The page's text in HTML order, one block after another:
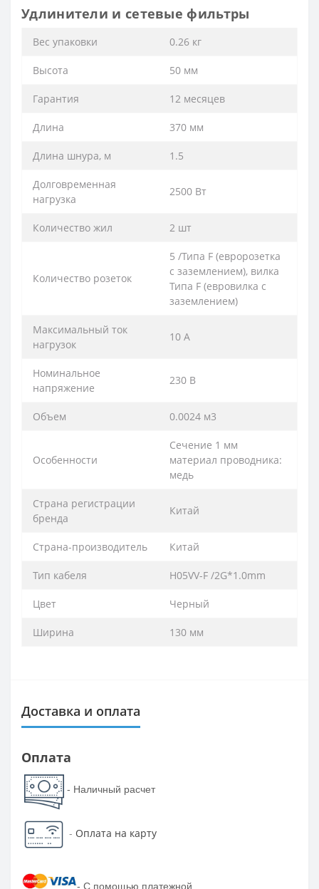
Удлинители и сетевые фильтры
Вес упаковки 0.26 кг
Высота 50 мм
Гарантия 12 месяцев
Длина 370 мм
Длина шнура, м 1.5
Долговременная
нагрузка
2500 Вт
Количество жил 2 шт
Количество розеток
5 /Типа F (евророзетка
с заземлением), вилка
Типа F (евровилка с
заземлением)
Максимальный ток
нагрузок
10 А
Номинальное
напряжение
230 В
Объем 0.0024 м3
Особенности
Сечение 1 мм
материал проводника:
медь
Страна регистрации
бренда
Китай
Страна-производитель Китай
Тип кабеля H05VV-F /2G*1.0mm
Цвет Черный
Ширина 130 мм
Доставка и оплата
Оплата
- Наличный расчет
- Оплата на карту
- С помощью платежной